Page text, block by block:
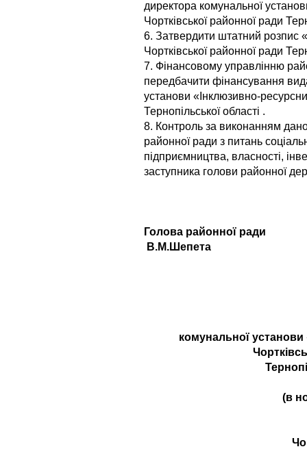
директора комунальної
Чортківської районної ради
6. Затвердити штатний розпис
Чортківської районної ради
7. Фінансовому управлінню
передбачити фінансування
установи «Інклюзивно-
Тернопільської області .
8. Контроль за виконанням
районної ради з питань
підприємництва, власності,
заступника голови районної
Голова
В.М.Шепета
комунальної
(в